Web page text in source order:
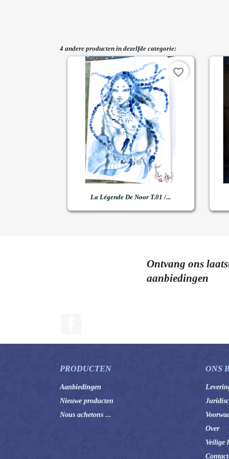
4 andere producten in dezelfde categorie:
 Snel bekijken
La Légende De Noor T.01 /...
favorite_border
Ontvang ons
aanbiedingen
PRODUCTEN
Aanbiedingen
Nieuwe producten
Nous achetons ...
ONS
Over
Veilige